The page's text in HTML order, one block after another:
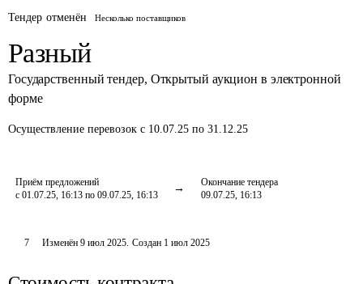
Тендер отменён Несколько поставщиков
Разный
Государственный тендер, Открытый аукцион в электронной
форме
Осуществление перевозок с 10.07.25 по 31.12.25
Приём предложений
с 01.07.25, 16:13 по 09.07.25, 16:13
Окончание тендера
09.07.25, 16:13
7 Изменён 9 июл 2025. Создан 1 июл 2025